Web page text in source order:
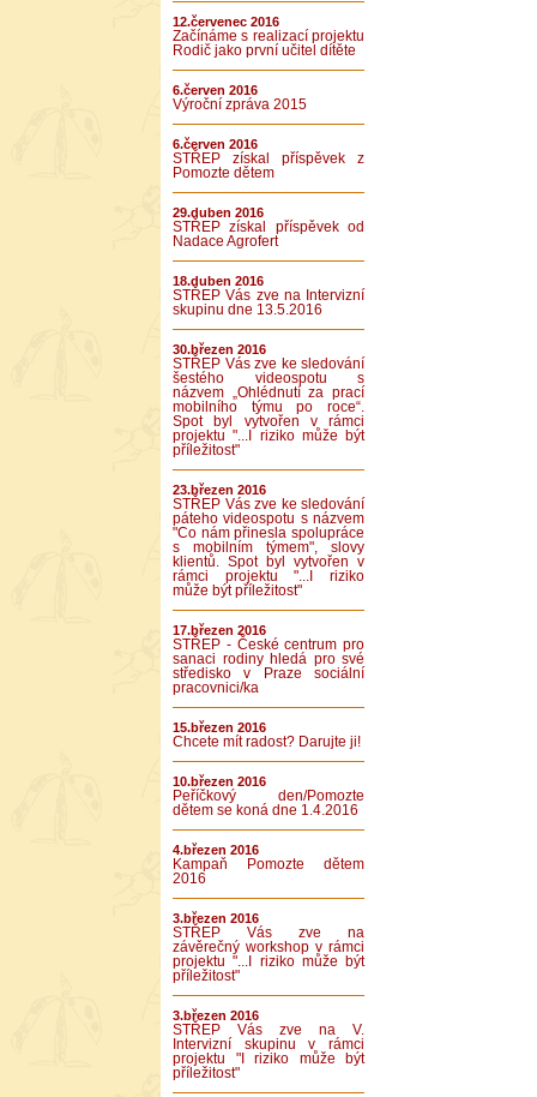
12.červenec 2016
Začínáme s realizací projektu
Rodič jako první učitel dítěte
6.červen 2016
Výroční zpráva 2015
6.červen 2016
STŘEP získal příspěvek z
Pomozte dětem
29.duben 2016
STŘEP získal příspěvek od
Nadace Agrofert
18.duben 2016
STŘEP Vás zve na Intervizní
skupinu dne 13.5.2016
30.březen 2016
STŘEP Vás zve ke sledování
šestého videospotu s
názvem „Ohlédnutí za prací
mobilního týmu po roce“.
Spot byl vytvořen v rámci
projektu "...I riziko může být
příležitost"
23.březen 2016
STŘEP Vás zve ke sledování
páteho videospotu s názvem
"Co nám přinesla spolupráce
s mobilním týmem", slovy
klientů. Spot byl vytvořen v
rámci projektu "...I riziko
může být příležitost"
17.březen 2016
STŘEP - České centrum pro
sanaci rodiny hledá pro své
středisko v Praze sociální
pracovnici/ka
15.březen 2016
Chcete mít radost? Darujte ji!
10.březen 2016
Peříčkový den/Pomozte
dětem se koná dne 1.4.2016
4.březen 2016
Kampaň Pomozte dětem
2016
3.březen 2016
STŘEP Vás zve na
závěrečný workshop v rámci
projektu "...I riziko může být
příležitost"
3.březen 2016
STŘEP Vás zve na V.
Intervizní skupinu v rámci
projektu "I riziko může být
příležitost"